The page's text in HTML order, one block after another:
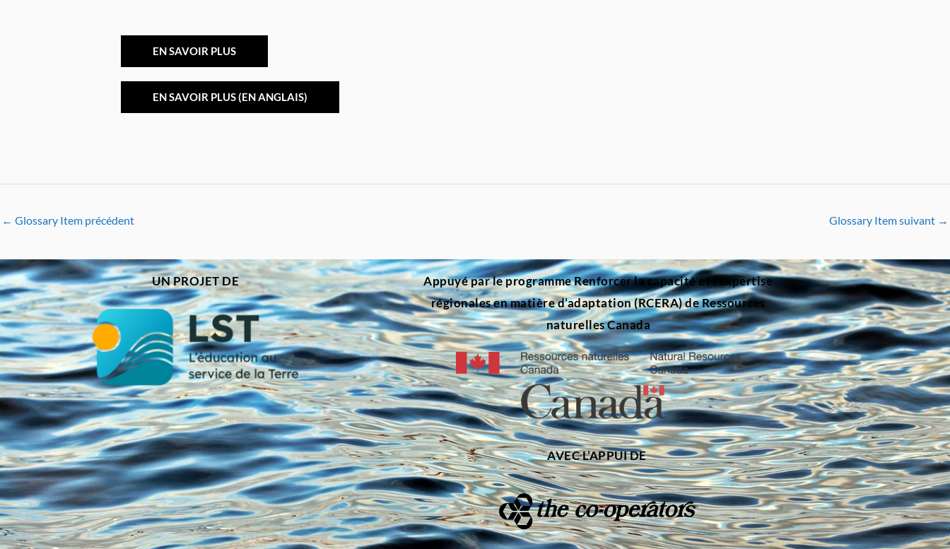
EN SAVOIR PLUS
EN SAVOIR PLUS (EN ANGLAIS)
← Glossary Item précédent Glossary Item suivant →
UN PROJET DE
Appuyé par le programme Renforcer la capacité et l’expertise
régionales en matière d’adaptation (RCERA) de Ressources
naturelles Canada
AVEC L’APPUI DE